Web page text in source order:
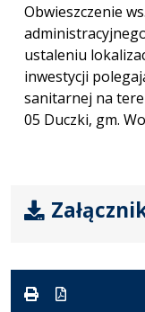
Obwieszczenie
ustaleniu
inwestycji
sanitarnej na
05 Duczki, gm.